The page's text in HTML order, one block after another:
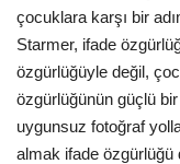
çocuklara karşı bir
Starmer, ifade
özgürlüğüyle değil,
özgürlüğünün güçlü
uygunsuz fotoğraf
almak ifade özgürlüğü